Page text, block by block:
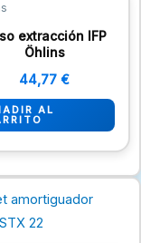
extracción IFP
Öhlins
44,77 €
AL